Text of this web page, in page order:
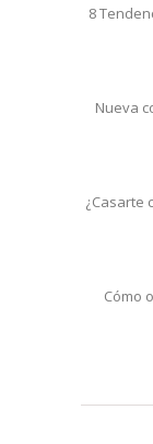
8
Nueva
¿Casarte
Cómo